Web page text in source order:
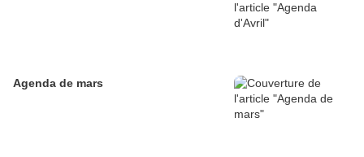
Agenda de mars